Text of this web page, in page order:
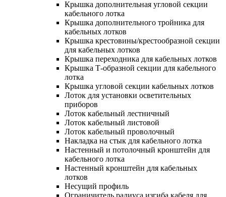
Крышка дополнительная угловой секции
кабельного лотка
Крышка дополнительного тройника для
кабельных лотков
Крышка крестовины/крестообразной секции
для кабельных лотков
Крышка переходника для кабельных лотков
Крышка Т-образной секции для кабельного
лотка
Крышка угловой секции кабельных лотков
Лоток для установки осветительных
приборов
Лоток кабельный лестничный
Лоток кабельный листовой
Лоток кабельный проволочный
Накладка на стык для кабельного лотка
Настенный и потолочный кронштейн для
кабельного лотка
Настенный кронштейн для кабельных
лотков
Несущий профиль